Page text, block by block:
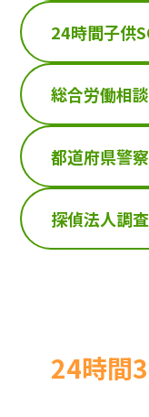
24時間子供
総合労働相
都道府県警
探偵法人調
24時間